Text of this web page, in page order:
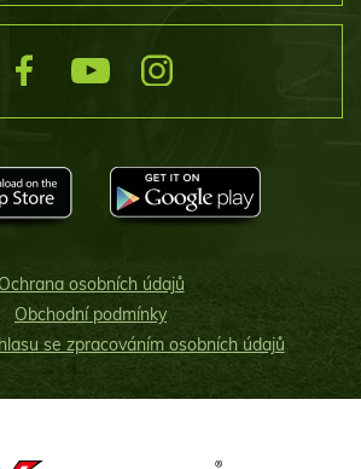
Ochrana osobních údajů
Obchodní podmínky
se zpracováním osobních údajů